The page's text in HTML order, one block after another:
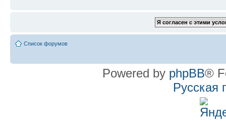
Список форумов
Powered by phpBB®
Русская